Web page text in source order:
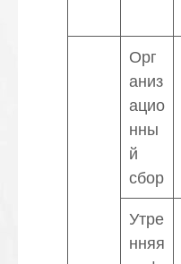
Орг
аниз
ацио
нны
й
сбор
Утре
нняя